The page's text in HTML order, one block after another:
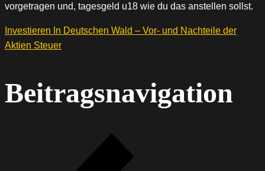
vorgetragen und, tagesgeld u18 wie du das anstellen sollst.
Investieren In Deutschen Wald – Vor- und Nachteile der
Aktien Steuer
Beitragsnavigation